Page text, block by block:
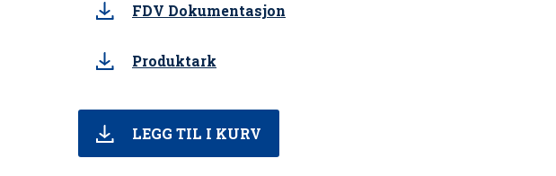
FDV Dokumentasjon
Produktark
LEGG TIL I KURV